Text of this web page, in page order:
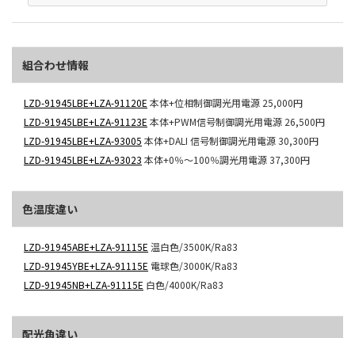
組合わせ情報
LZD-91945LBE+LZA-91120E 本体+位相制御調光用電源 25,000円
LZD-91945LBE+LZA-91123E 本体+PWM信号制御調光用電源 26,500円
LZD-91945LBE+LZA-93005 本体+DALI 信号制御調光用電源30,300円
LZD-91945LBE+LZA-93023 本体+0％～100％調光用電源37,300円
色温度違い
LZD-91945ABE+LZA-91115E 温白色/3500K/Ra83
LZD-91945YBE+LZA-91115E 電球色/3000K/Ra83
LZD-91945NB+LZA-91115E 白色/4000K/Ra83
配光角違い